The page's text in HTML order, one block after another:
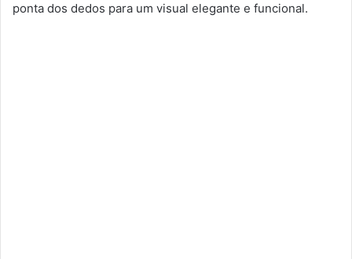
ponta dos dedos para um visual elegante e funcional.